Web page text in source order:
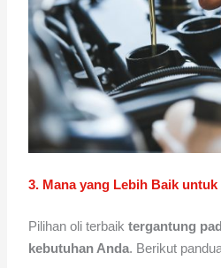
3. Mana yang Lebih Baik
Pilihan oli terbaiktergantung
kebutuhan Anda. Berikut